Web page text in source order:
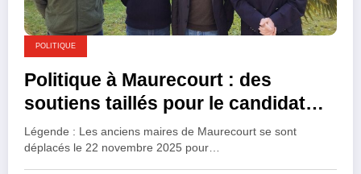
POLITIQUE
Politique à Maurecourt : des
soutiens taillés pour le candidat
Talon
Légende : Les anciens maires de Maurecourt se sont
déplacés le 22 novembre 2025 pour…